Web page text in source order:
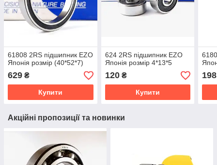
61808 2RS підшипник EZO
Японія розмір (40*52*7)
629 ₴
Купити
624 2RS підшипник EZO
Японія розмір 4*13*5
120₴
Купити
198
Акційні пропозиції та новинки